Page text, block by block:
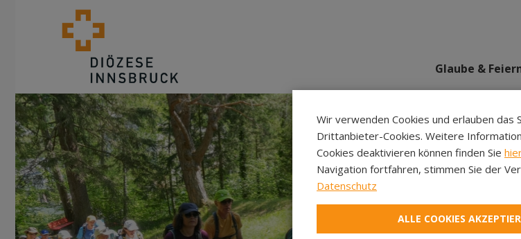
Glaube &
Wir verwenden Cookies und erlauben das
Drittanbieter-Cookies. Weitere
Cookies deaktivieren können finden Sie
Navigation fortfahren, stimmen Sie der
Datenschutz
ALLE COOKIES